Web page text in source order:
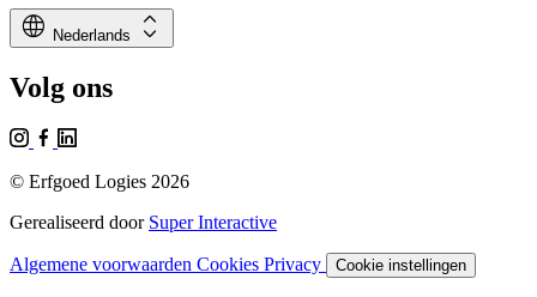
language Nederlands expand_all
Volg ons
© Erfgoed Logies 2026
Gerealiseerd door Super Interactive
Algemene voorwaarden Cookies Privacy Cookie instellingen